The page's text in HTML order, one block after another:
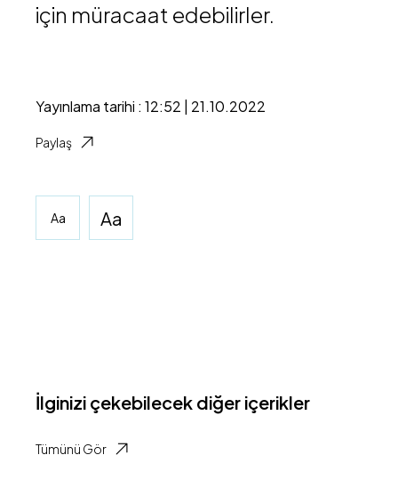
için müracaat edebilirler.
Yayınlama tarihi : 12:52 | 21.10.2022
Paylaş
Aa Aa
İlginizi çekebilecek diğer içerikler
Tümünü Gör